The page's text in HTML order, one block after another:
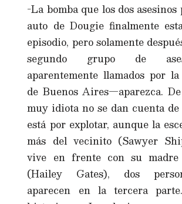
-La bomba que los dos
auto de Dougie finalmente
episodio, pero solamente
segundo grupo de
aparentemente llamados por
de Buenos Aires—aparezca.
muy idiota no se dan cuenta
está por explotar, aunque la
más del vecinito (Sawyer
vive en frente con su madre
(Hailey Gates), dos
aparecen en la tercera